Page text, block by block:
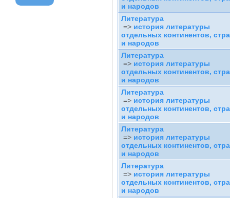
и народов
Литература
=> история литературы
отдельных континентов,
и народов
Литература
=> история литературы
отдельных континентов,
и народов
Литература
=> история литературы
отдельных континентов,
и народов
Литература
=> история литературы
отдельных континентов,
и народов
Литература
=> история литературы
отдельных континентов,
и народов